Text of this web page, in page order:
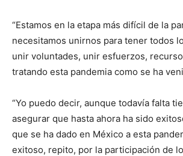
“Estamos en la etapa más difícil de la
necesitamos unirnos para tener todos
unir voluntades, unir esfuerzos,
tratando esta pandemia como se ha
“Yo puedo decir, aunque todavía falta
asegurar que hasta ahora ha sido
que se ha dado en México a esta
exitoso, repito, por la participación de